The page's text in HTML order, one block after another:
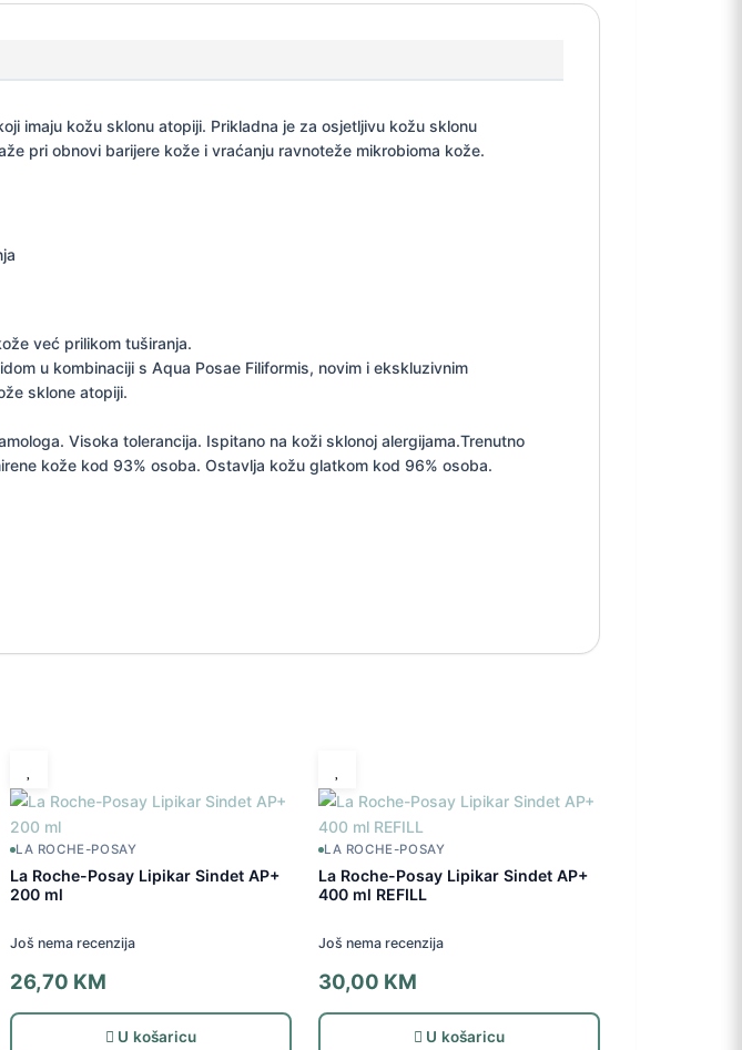
imaju kožu sklonu atopiji. Prikladna je za osjetljivu kožu sklonu
pri obnovi barijere kože i vraćanju ravnoteže mikrobioma kože.
već prilikom tuširanja.
u kombinaciji s Aqua Posae Filiformis, novim i ekskluzivnim
sklone atopiji.
Visoka tolerancija. Ispitano na koži sklonoj alergijama.Trenutno
kože kod 93% osoba. Ostavlja kožu glatkom kod 96% osoba.
LA ROCHE-POSAY
La Roche-Posay Lipikar Sindet AP+
200 ml
Još nema recenzija
26,70 KM
U košaricu
LA ROCHE-POSAY
La Roche-Posay Lipikar Sindet AP+
400 ml REFILL
Još nema recenzija
30,00 KM
U košaricu